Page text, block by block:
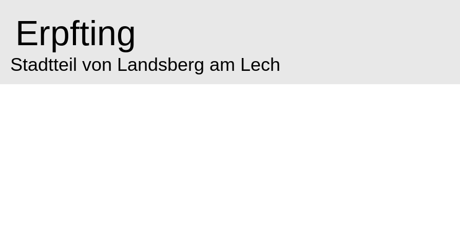
Erpfting
Stadtteil von Landsberg am Lech